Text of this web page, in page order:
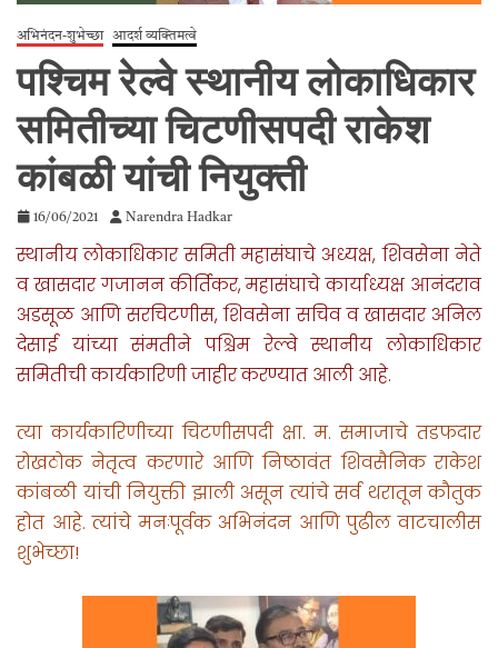
अभिनंदन-शुभेच्छा आदर्श व्यक्तिमत्वे
पश्चिम रेल्वे स्थानीय लोकाधिकार
समितीच्या चिटणीसपदी राकेश
कांबळी यांची नियुक्ती
16/06/2021 Narendra Hadkar
स्थानीय लोकाधिकार समिती महासंघाचे अध्यक्ष, शिवसेना नेते
व खासदार गजानन कीर्तिकर, महासंघाचे कार्याध्यक्ष आनंदराव
अडसूळ आणि सरचिटणीस, शिवसेना सचिव व खासदार अनिल
देसाई यांच्या संमतीने पश्चिम रेल्वे स्थानीय लोकाधिकार
समितीची कार्यकारिणी जाहीर करण्यात आली आहे.
त्या कार्यकारिणीच्या चिटणीसपदी क्षा. म. समाजाचे तडफदार
रोखठोक नेतृत्व करणारे आणि निष्ठावंत शिवसैनिक राकेश
कांबळी यांची नियुक्ती झाली असून त्यांचे सर्व थरातून कौतुक
होत आहे. त्यांचे मनःपूर्वक अभिनंदन आणि पुढील वाटचालीस
शुभेच्छा!